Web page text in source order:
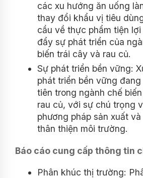
các xu hướng ăn uống
thay đổi khẩu vị tiêu
cầu về thực phẩm tiện
đẩy sự phát triển của
biến trái cây và rau củ.
Sự phát triển bền vững:
phát triển bền vững
tiên trong ngành chế
rau củ, với sự chú trọng
phương pháp sản xuất
thân thiện môi trường.
Báo cáo cung cấp thông tin
Phân khúc thị trường: